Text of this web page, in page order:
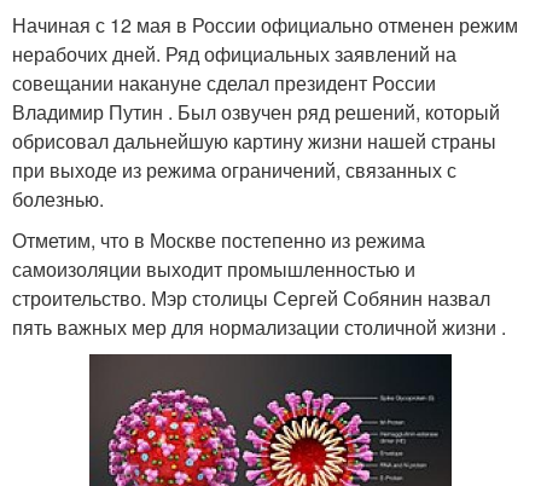
Начиная с 12 мая в России официально отменен режим
нерабочих дней. Ряд официальных заявлений на
совещании накануне сделал президент России
Владимир Путин . Был озвучен ряд решений, который
обрисовал дальнейшую картину жизни нашей страны
при выходе из режима ограничений, связанных с
болезнью.
Отметим, что в Москве постепенно из режима
самоизоляции выходит промышленностью и
строительство. Мэр столицы Сергей Собянин назвал
пять важных мер для нормализации столичной жизни .